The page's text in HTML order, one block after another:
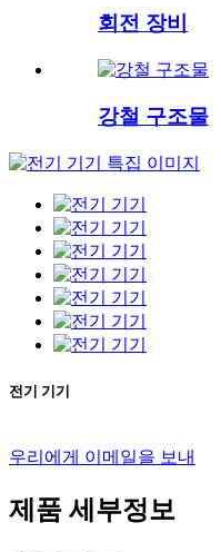
회전 장비
강철 구조물
전기 기기
우리에게 이메일을 보내
제품 세부정보